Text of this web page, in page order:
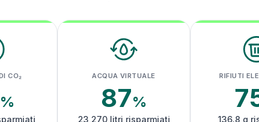
CO₂
%
ACQUA VIRTUALE
87%
23,270 litri risparmiati
RIFIUTI
136.8 g